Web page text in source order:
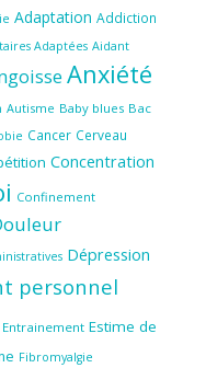
Adaptation Addiction
Adaptées Aidant
Anxiété
Autisme Baby blues Bac
Cancer Cerveau
Concentration
Confinement
Dépression
personnel
Entrainement Estime de
Fibromyalgie